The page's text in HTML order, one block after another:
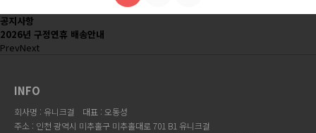
공지사항
2026년 구정연휴 배송안내
PrevNext
INFO
회사명 : 유니크걸
대표 : 오동성
주소 : 인천 광역시 미추홀구 미추홀대로 701 B1 유니크걸